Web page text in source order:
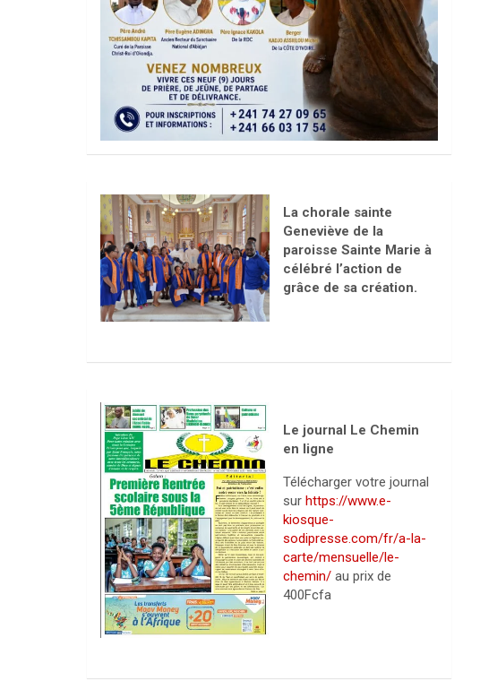
La chorale sainte
Geneviève de la
paroisse Sainte Marie à
célébré l’action de
grâce de sa création.
Le journal Le Chemin
en ligne
Télécharger votre journal
sur https://www.e-
kiosque-
sodipresse.com/fr/a-la-
carte/mensuelle/le-
chemin/au prix de
400Fcfa